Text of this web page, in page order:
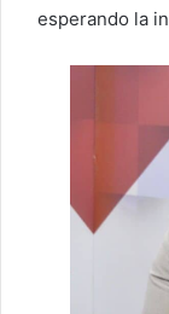
esperando la